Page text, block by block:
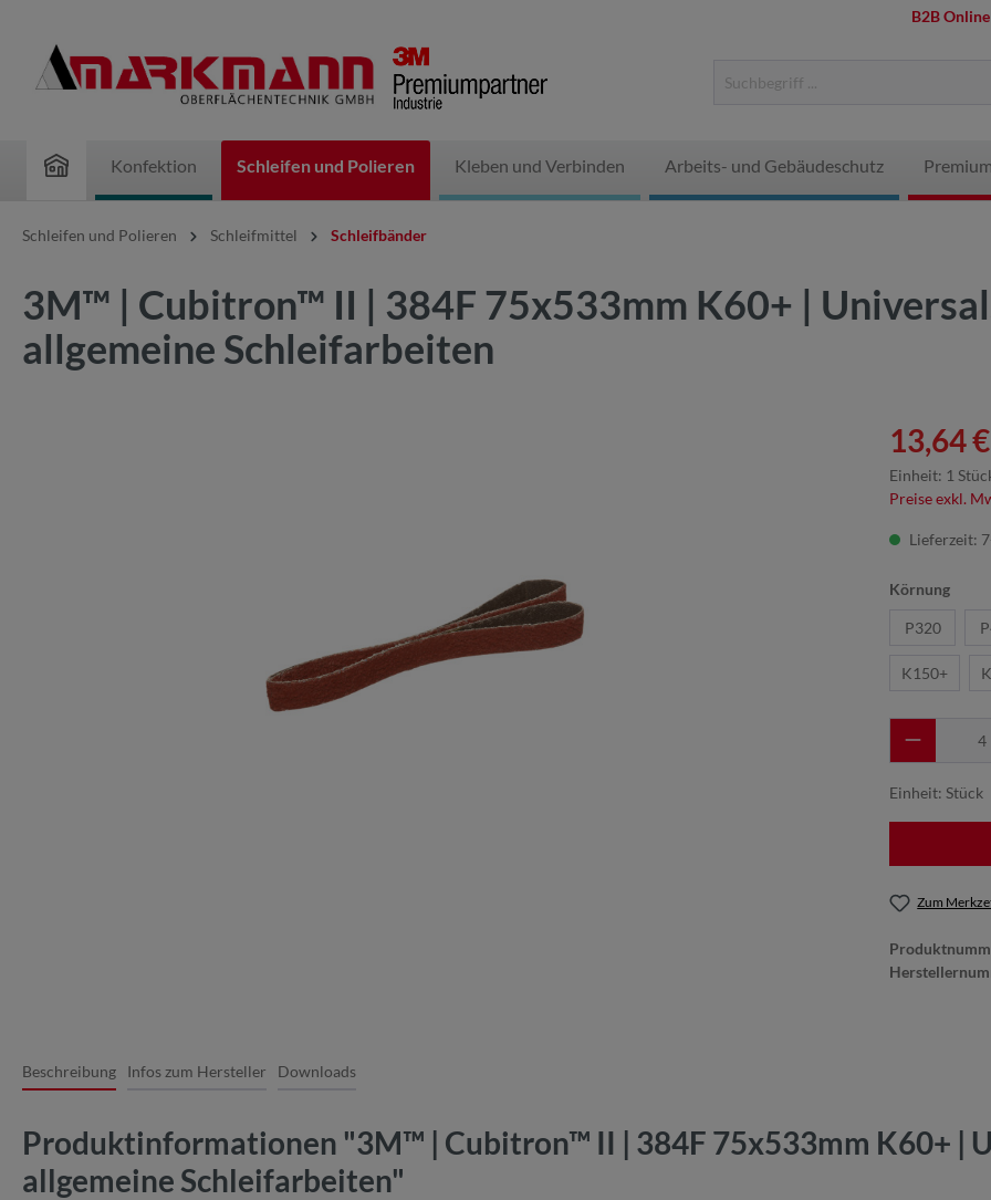
B2B
Konfektion Schleifen und Polieren Kleben und Verbinden Arbeits- und Gebäudeschutz
Schleifen und Polieren Schleifmittel Schleifbänder
3M™ | Cubitron™ II | 384F 75x533mm K60+ |
allgemeine Schleifarbeiten
13,64
Einheit: 1
Preise exkl.
Lieferzeit:
Körnung
P320
K150+
Einheit: Stück
Zum
Beschreibung Infos zum Hersteller Downloads
Produktinformationen "3M™ | Cubitron™ II | 384F 75x533mm K60+ |
allgemeine Schleifarbeiten"